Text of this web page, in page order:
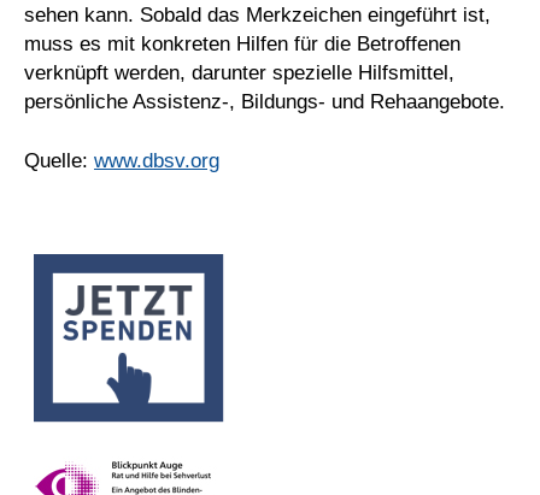
sehen kann. Sobald das Merkzeichen eingeführt ist,
muss es mit konkreten Hilfen für die Betroffenen
verknüpft werden, darunter spezielle Hilfsmittel,
persönliche Assistenz-, Bildungs- und Rehaangebote.
Quelle: www.dbsv.org